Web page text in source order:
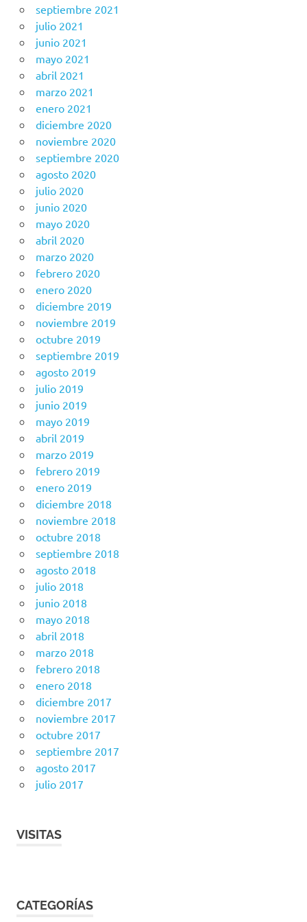
septiembre 2021
julio 2021
junio 2021
mayo 2021
abril 2021
marzo 2021
enero 2021
diciembre 2020
noviembre 2020
septiembre 2020
agosto 2020
julio 2020
junio 2020
mayo 2020
abril 2020
marzo 2020
febrero 2020
enero 2020
diciembre 2019
noviembre 2019
octubre 2019
septiembre 2019
agosto 2019
julio 2019
junio 2019
mayo 2019
abril 2019
marzo 2019
febrero 2019
enero 2019
diciembre 2018
noviembre 2018
octubre 2018
septiembre 2018
agosto 2018
julio 2018
junio 2018
mayo 2018
abril 2018
marzo 2018
febrero 2018
enero 2018
diciembre 2017
noviembre 2017
octubre 2017
septiembre 2017
agosto 2017
julio 2017
VISITAS
CATEGORÍAS